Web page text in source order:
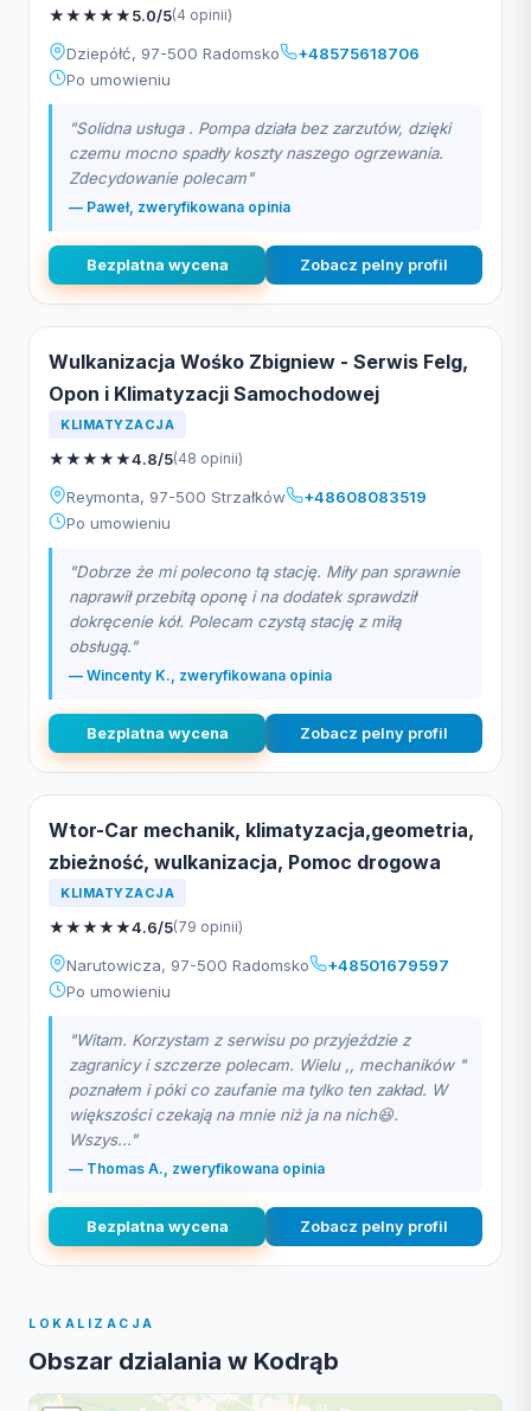
★★★★★5.0/5(4 opinii)
Dziepółć, 97-500 Radomsko
+48575618706
Po umowieniu
"Solidna usługa . Pompa działa bez zarzutów, dzięki
czemu mocno spadły koszty naszego ogrzewania.
Zdecydowanie polecam"
— Paweł, zweryfikowana opinia
Bezplatna wycena Zobacz pelny profil
Wulkanizacja Wośko Zbigniew - Serwis Felg,
Opon i Klimatyzacji Samochodowej
KLIMATYZACJA
★★★★★4.8/5(48 opinii)
Reymonta, 97-500 Strzałków
+48608083519
Po umowieniu
"Dobrze że mi polecono tą stację. Miły pan sprawnie
naprawił przebitą oponę i na dodatek sprawdził
dokręcenie kół. Polecam czystą stację z miłą
obsługą."
— Wincenty K., zweryfikowana opinia
Bezplatna wycena Zobacz pelny profil
Wtor-Car mechanik, klimatyzacja,geometria,
zbieżność, wulkanizacja, Pomoc drogowa
KLIMATYZACJA
★★★★★4.6/5(79 opinii)
Narutowicza, 97-500 Radomsko
+48501679597
Po umowieniu
"Witam. Korzystam z serwisu po przyjeździe z
zagranicy i szczerze polecam. Wielu ,, mechaników "
poznałem i póki co zaufanie ma tylko ten zakład. W
większości czekają na mnie niż ja na nich😆.
Wszys..."
— Thomas A., zweryfikowana opinia
Bezplatna wycena Zobacz pelny profil
LOKALIZACJA
Obszar dzialania w Kodrąb